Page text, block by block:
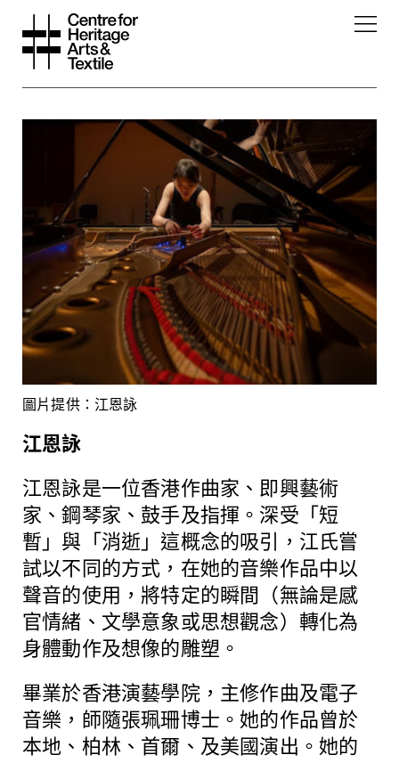
圖片提供：江恩詠
江恩詠
江恩詠是一位香港作曲家、即興藝術
家、鋼琴家、鼓手及指揮。深受「短
暫」與「消逝」這概念的吸引，江氏嘗
試以不同的方式，在她的音樂作品中以
聲音的使用，將特定的瞬間（無論是感
官情緒、文學意象或思想觀念）轉化為
身體動作及想像的雕塑。
畢業於香港演藝學院，主修作曲及電子
音樂，師隨張珮珊博士。她的作品曾於
本地、柏林、首爾、及美國演出。她的